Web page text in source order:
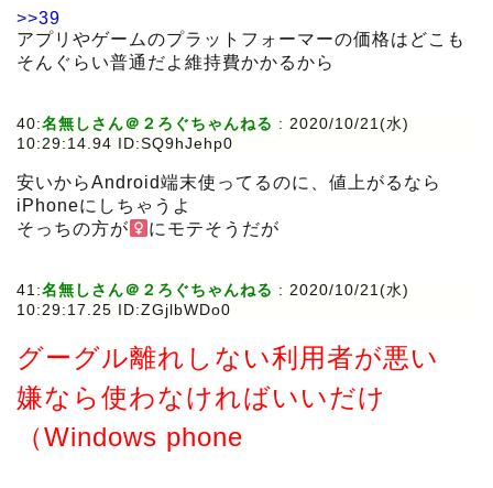
>>39
アプリやゲームのプラットフォーマーの価格はどこも
そんぐらい普通だよ維持費かかるから
40:名無しさん＠２ろぐちゃんねる : 2020/10/21(水)
10:29:14.94 ID:SQ9hJehp0
安いからAndroid端末使ってるのに、値上がるなら
iPhoneにしちゃうよ
そっちの方が
にモテそうだが
41:名無しさん＠２ろぐちゃんねる : 2020/10/21(水)
10:29:17.25 ID:ZGjlbWDo0
グーグル離れしない利用者が悪い
嫌なら使わなければいいだけ
（Windows phone